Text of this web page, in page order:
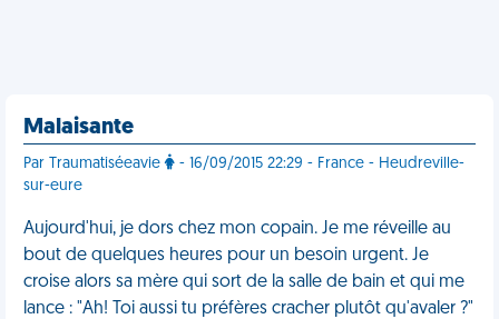
Malaisante
Par Traumatiséeavie
- 16/09/2015 22:29 - France - Heudreville-
sur-eure
Aujourd'hui, je dors chez mon copain. Je me réveille au
bout de quelques heures pour un besoin urgent. Je
croise alors sa mère qui sort de la salle de bain et qui me
lance : "Ah! Toi aussi tu préfères cracher plutôt qu'avaler ?"